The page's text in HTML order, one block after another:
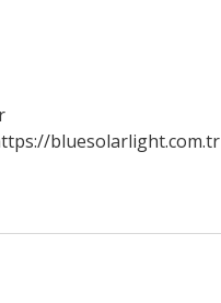
bluesolarlight.com.tr